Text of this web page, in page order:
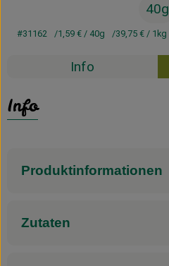
Neues vom Hof
40g
#31162 1,59 €/ 40g 39,75 €/ 1kg
Info
Info
Produktinformationen
Zutaten